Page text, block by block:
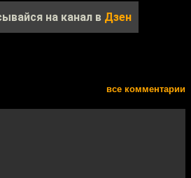
на канал в Дзен
все комментарии